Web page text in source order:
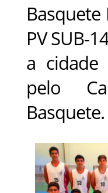
Basquete
PV SUB-
a cidade
pelo
Basquete.